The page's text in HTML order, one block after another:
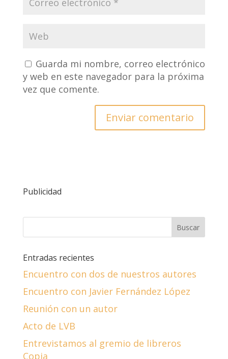
Guarda mi nombre, correo electrónico
y web en este navegador para la próxima
vez que comente.
Publicidad
Entradas recientes
Encuentro con dos de nuestros autores
Encuentro con Javier Fernández López
Reunión con un autor
Acto de LVB
Entrevistamos al gremio de libreros
Copia